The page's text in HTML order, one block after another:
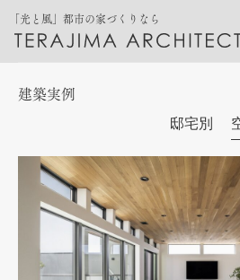
「光と風」都市の家づくりなら
建築実例
邸宅別